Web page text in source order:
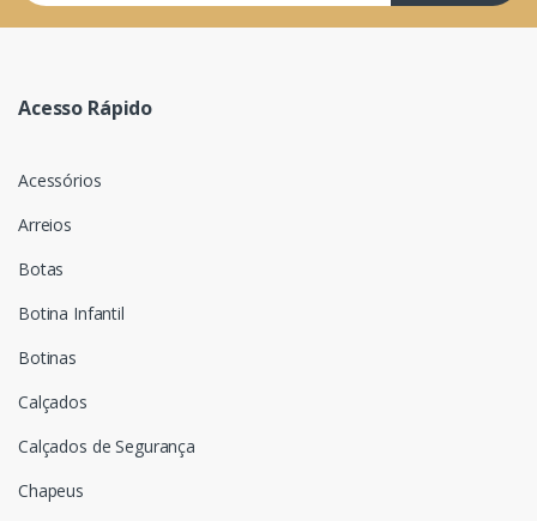
Acesso Rápido
Acessórios
Arreios
Botas
Botina Infantil
Botinas
Calçados
Calçados de Segurança
Chapeus